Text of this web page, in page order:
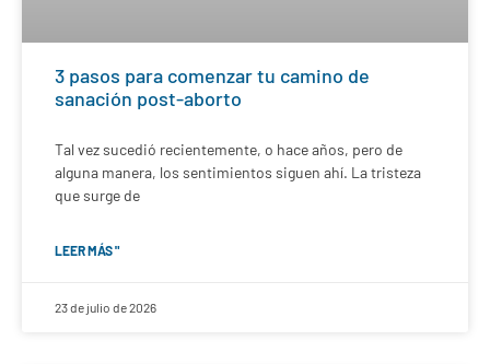
3 pasos para comenzar tu camino de
sanación post-aborto
Tal vez sucedió recientemente, o hace años, pero de
alguna manera, los sentimientos siguen ahí. La tristeza
que surge de
LEER MÁS "
23 de julio de 2026